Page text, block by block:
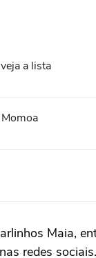
a lista
Maia,
redes sociais.